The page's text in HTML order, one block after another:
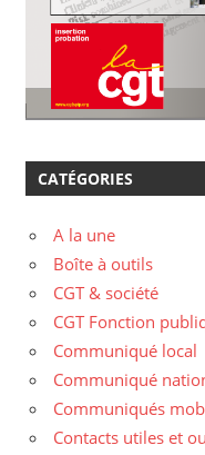
CATÉGORIES
A la une
Boîte à outils
CGT & société
CGT Fonction
Communiqué local
Communiqué
Communiqués
Contacts utiles et